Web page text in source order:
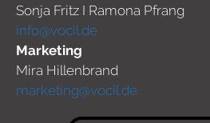
Sonja Fritz I Ramona Pfrang
info@vocil.de
Marketing
Mira Hillenbrand
marketing@vocil.de